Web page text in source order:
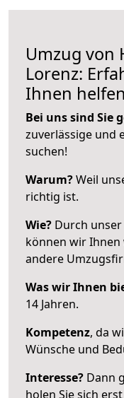
Umzug von
Lorenz:
Ihnen
Bei uns sind Sie
zuverlässige und
suchen!
Warum?Weil
richtig ist.
Wie? Durch
können wir Ihnen
andere
Was wir Ihnen
14 Jahren.
Kompetenz, da
Wünsche und
Interesse? Dann
holen Sie sich